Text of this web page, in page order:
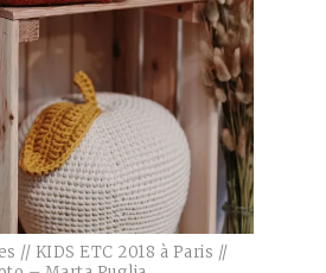
// KIDS ETC 2018 à Paris //